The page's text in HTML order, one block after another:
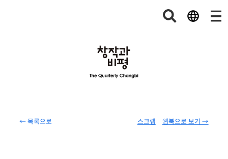
← 목록으로 웹북으로 보기 →
스크랩